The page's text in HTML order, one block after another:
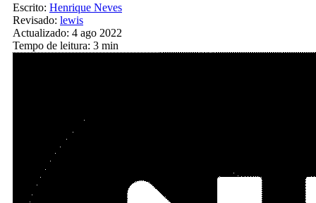
Escrito: Henrique Neves
Revisado: lewis
Actualizado: 4 ago 2022
Tempo de leitura: 3 min